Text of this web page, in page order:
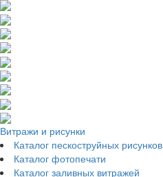
Витражи и рисунки
Каталог пескоструйных рисунков
Каталог фотопечати
Каталог заливных витражей